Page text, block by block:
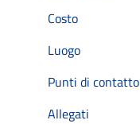
Costo
Luogo
Punti di contatto
Allegati